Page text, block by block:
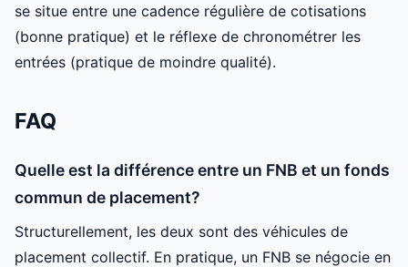
se situe entre une cadence régulière de cotisations
(bonne pratique) et le réflexe de chronométrer les
entrées (pratique de moindre qualité).
FAQ
Quelle est la différence entre un FNB et un fonds
commun de placement?
Structurellement, les deux sont des véhicules de
placement collectif. En pratique, un FNB se négocie en